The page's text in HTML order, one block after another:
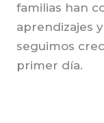
familias han
aprendizajes
seguimos
primer día.